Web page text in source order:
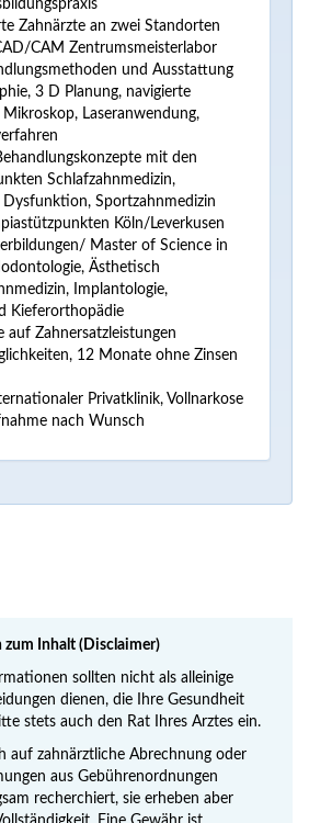
Zahnärzte an zwei Standorten
CAM Zentrumsmeisterlabor
und Ausstattung
3 D Planung, navigierte
Mikroskop, Laseranwendung,
mit den
Schlafzahnmedizin,
Sportzahnmedizin
Köln/Leverkusen
Master of Science in
Ästhetisch
Implantologie,
Kieferorthopädie
auf Zahnersatzleistungen
12 Monate ohne Zinsen
Privatklinik, Vollnarkose
nach Wunsch
Inhalt (Disclaimer)
sollten nicht als alleinige
dienen, die Ihre Gesundheit
stets auch den Rat Ihres Arztes ein.
auf zahnärztliche Abrechnung oder
aus Gebührenordnungen
recherchiert, sie erheben aber